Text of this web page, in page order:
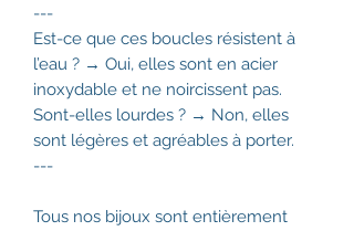
---
Est-ce que ces boucles résistent à
l’eau ? → Oui, elles sont en acier
inoxydable et ne noircissent pas.
Sont-elles lourdes ? → Non, elles
sont légères et agréables à porter.
---
Tous nos bijoux sont entièrement